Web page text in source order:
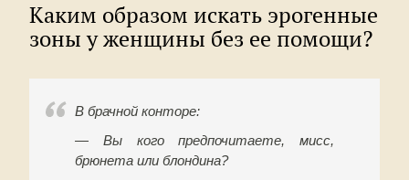
Каким образом искать эрогенные
зоны у женщины без ее помощи?
В брачной конторе:
— Вы кого предпочитаете, мисс,
брюнета или блондина?